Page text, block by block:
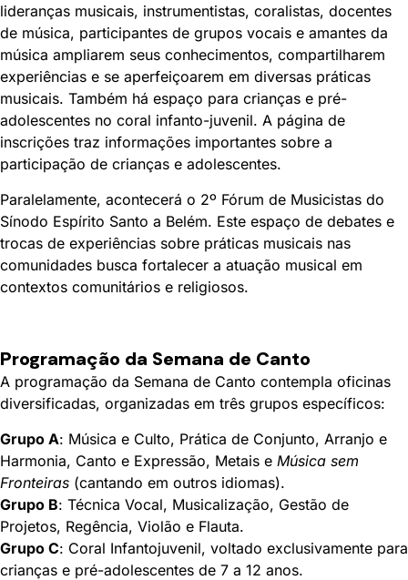
lideranças musicais, instrumentistas, coralistas, docentes
de música, participantes de grupos vocais e amantes da
música ampliarem seus conhecimentos, compartilharem
experiências e se aperfeiçoarem em diversas práticas
musicais. Também há espaço para crianças e pré-
adolescentes no coral infanto-juvenil. A página de
inscrições traz informações importantes sobre a
participação de crianças e adolescentes.
Paralelamente, acontecerá o 2º Fórum de Musicistas do
Sínodo Espírito Santo a Belém. Este espaço de debates e
trocas de experiências sobre práticas musicais nas
comunidades busca fortalecer a atuação musical em
contextos comunitários e religiosos.
Programação da Semana de Canto
A programação da Semana de Canto contempla oficinas
diversificadas, organizadas em três grupos específicos:
Grupo A: Música e Culto, Prática de Conjunto, Arranjo e
Harmonia, Canto e Expressão, Metais e Música sem
Fronteiras (cantando em outros idiomas).
Grupo B: Técnica Vocal, Musicalização, Gestão de
Projetos, Regência, Violão e Flauta.
Grupo C: Coral Infantojuvenil, voltado exclusivamente para
crianças e pré-adolescentes de 7 a 12 anos.